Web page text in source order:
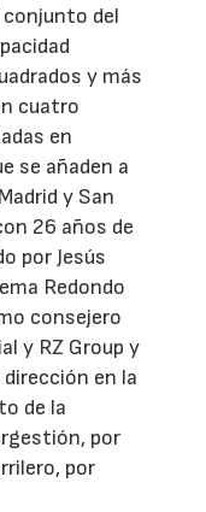
del
y más
cuatro
en
se añaden a
y San
26 años de
por Jesús
Redondo
consejero
y RZ Group y
en la
de la
por
por